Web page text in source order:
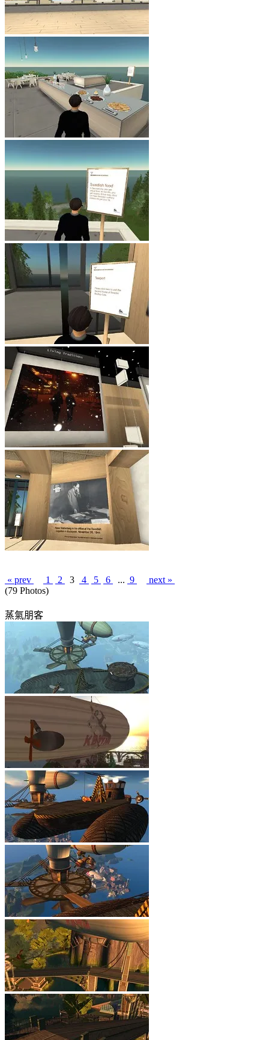
« prev 1 2 3 4 5 6 ... 9
next »
(79 Photos)
蒸氣朋客